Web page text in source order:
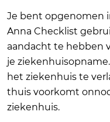
Je bent opgenomen
Anna Checklist
aandacht te hebben
je
het ziekenhuis te
thuis voorkomt
ziekenhuis.